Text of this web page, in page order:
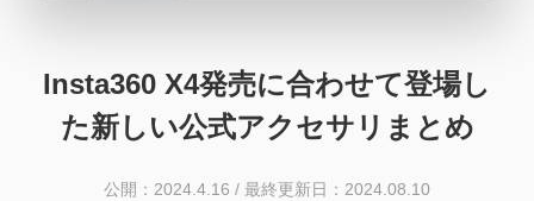
Insta360 X4発売に合わせて登場し
た新しい公式アクセサリまとめ
公開：2024.4.16 / 最終更新日：2024.08.10